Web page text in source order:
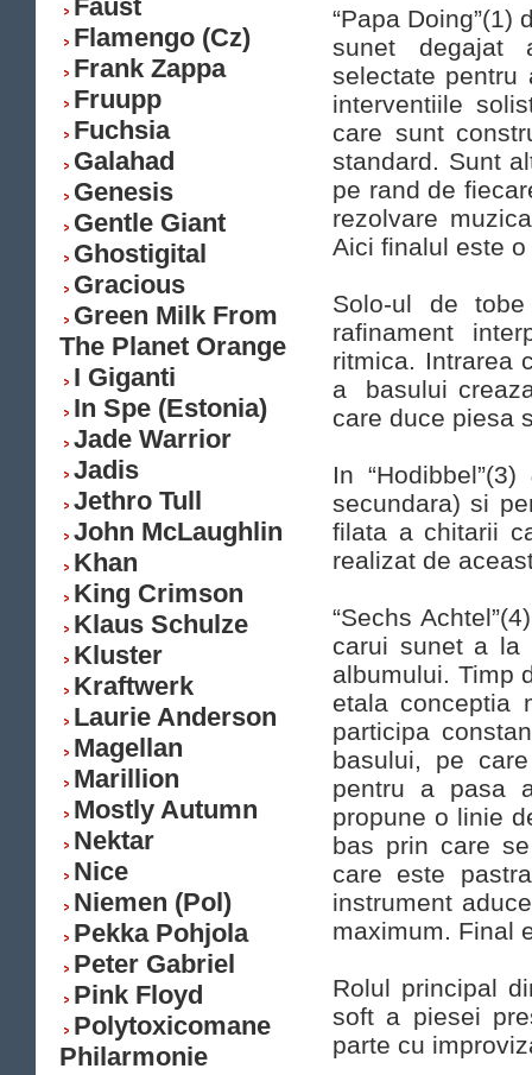
Faust
Flamengo (Cz)
Frank Zappa
Fruupp
Fuchsia
Galahad
Genesis
Gentle Giant
Ghostigital
Gracious
Green Milk From
The Planet Orange
I Giganti
In Spe (Estonia)
Jade Warrior
Jadis
Jethro Tull
John McLaughlin
Khan
King Crimson
Klaus Schulze
Kluster
Kraftwerk
Laurie Anderson
Magellan
Marillion
Mostly Autumn
Nektar
Nice
Niemen (Pol)
Pekka Pohjola
Peter Gabriel
Pink Floyd
Polytoxicomane
Philarmonie
“Papa
sunet degajat
selectate pentru
interventiile
care sunt
standard. Sunt
pe rand de
rezolvare
Aici finalul este
Solo-ul de
rafinament
ritmica. Intrarea
a basului
care duce piesa
In “Hodibbel”(3)
secundara) si
filata a chitarii
realizat de
“Sechs
carui sunet a la
albumului. Timp
etala conceptia
participa
basului, pe
pentru a pasa
propune o linie
bas prin care
care este
instrument
maximum. Final
Rolul principal
soft a piesei
parte cu